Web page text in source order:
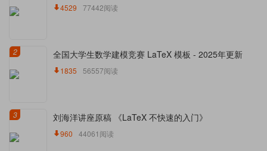
4529 77442阅读
2 全国大学生数学建模竞赛 LaTeX 模板 - 2025年更新
1835 56557阅读
3 刘海洋讲座原稿 《LaTeX 不快速的入门》
960 44061阅读